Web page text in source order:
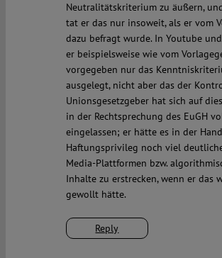
Reply
Neutralitätskriterium zu äußern,
tat er das nur insoweit, als er vom
dazu befragt wurde. In Youtube
er beispielsweise wie vom
vorgegeben nur das
ausgelegt, nicht aber das der
Unionsgesetzgeber hat sich auf
in der Rechtsprechung des EuGH
eingelassen; er hätte es in der
Haftungsprivileg noch viel
Media-Plattformen bzw.
Inhalte zu erstrecken, wenn er das
gewollt hätte.